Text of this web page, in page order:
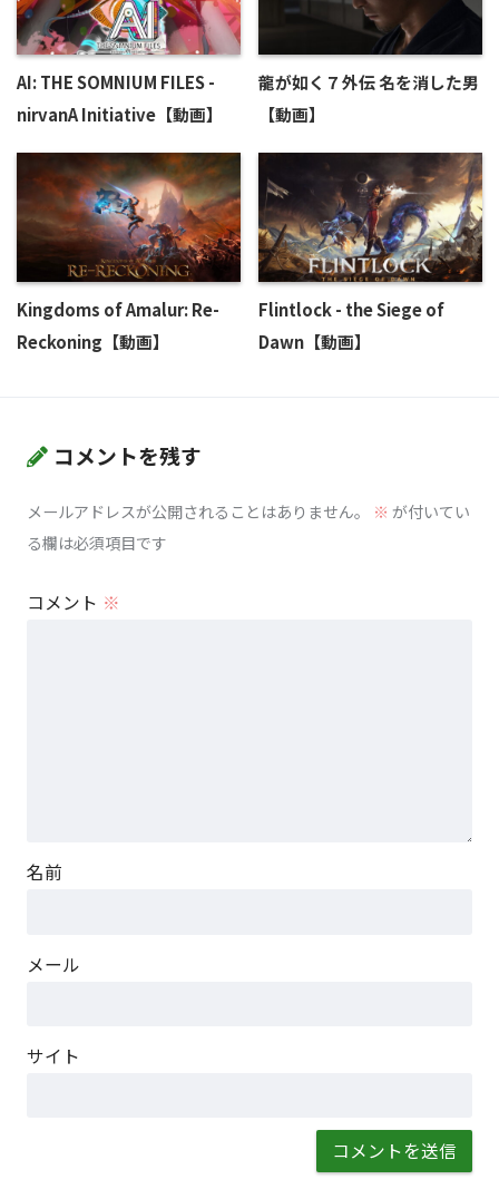
AI: THE SOMNIUM FILES -
nirvanA Initiative【動画】
龍が如く７外伝 名を消した男
【動画】
Kingdoms of Amalur: Re-
Reckoning【動画】
Flintlock - the Siege of
Dawn【動画】
コメントを残す
メールアドレスが公開されることはありません。 ※ が付いてい
る欄は必須項目です
コメント ※
名前
メール
サイト